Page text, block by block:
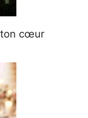
ton cœur